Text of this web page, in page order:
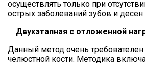
осуществлять только при
острых заболеваний зубов и десен
Двухэтапная с отложенной
Данный метод очень требователен
челюстной кости. Методика